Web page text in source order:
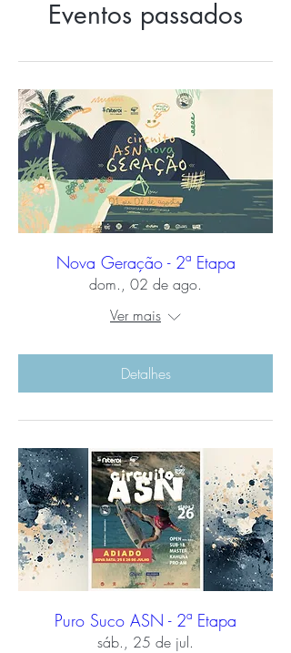
Eventos passados
Nova Geração - 2ª Etapa
dom., 02 de ago.
Ver mais
Detalhes
Puro Suco ASN - 2ª Etapa
sáb., 25 de jul.